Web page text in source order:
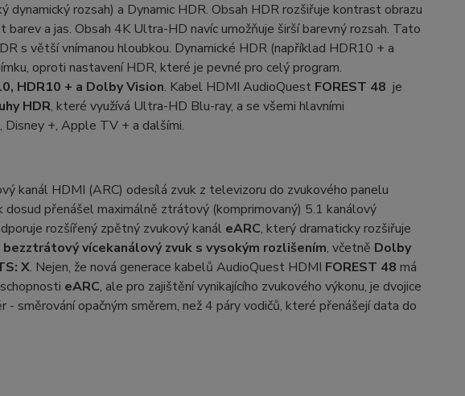
dynamický rozsah) a Dynamic HDR. Obsah HDR rozšiřuje kontrast obrazu
a jas. Obsah 4K Ultra-HD navíc umožňuje širší barevný rozsah. Tato
s větší vnímanou hloubkou. Dynamické HDR (například HDR10 + a
oproti nastavení HDR, které je pevné pro celý program.
HDR10 + a Dolby Vision. Kabel HDMI AudioQuest FOREST 48 je
HDR, které využívá Ultra-HD Blu-ray, a se všemi hlavními
+, Apple TV + a dalšími.
kanál HDMI (ARC) odesílá zvuk z televizoru do zvukového panelu
dosud přenášel maximálně ztrátový (komprimovaný) 5.1 kanálový
rozšířený zpětný zvukový kanál eARC, který dramaticky rozšiřuje
vícekanálový zvuk s vysokým rozlišením, včetně Dolby
X. Nejen, že nová generace kabelů AudioQuest HDMI FOREST 48 má
eARC, ale pro zajištění vynikajícího zvukového výkonu, je dvojice
směrování opačným směrem, než 4 páry vodičů, které přenášejí data do